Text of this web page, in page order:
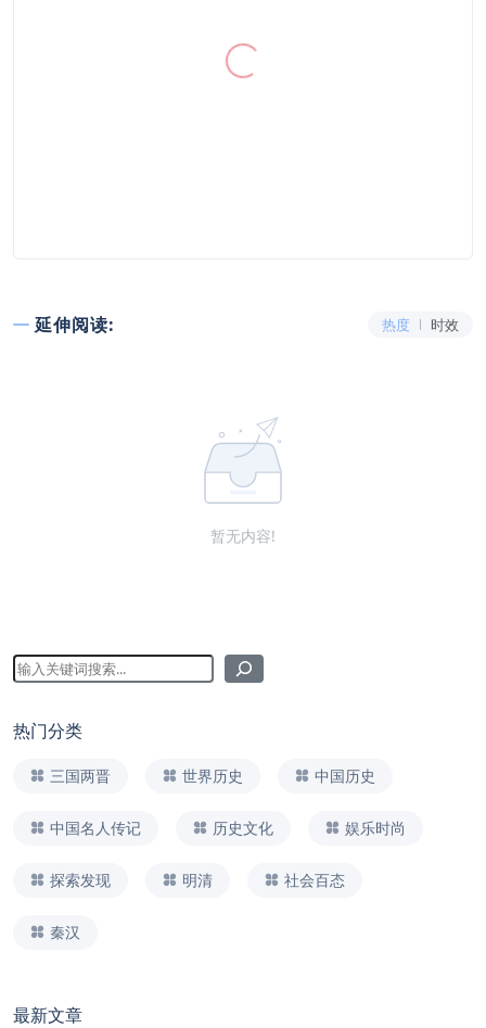
延伸阅读: 热度 时效
暂无内容!
热门分类
三国两晋 世界历史 中国历史
中国名人传记 历史文化 娱乐时尚
探索发现 明清 社会百态
秦汉
最新文章